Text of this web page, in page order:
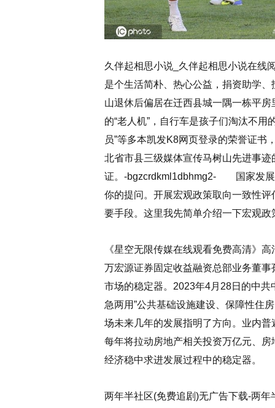
久伴起相思小说_久伴起相思小说在
是个生活简朴、热心公益，捐资助学
山退休后偏居在迁西县城一隅一栋平
的“老人机”，自行车是孩子们淘汰不
员”等多本凯发K8网页登录的荣誉证书
北省市县三级媒体宣传马树山先进事迹
证。-bgzcrdkml1dbhmg2- 国家发展
你的提问。开展宏观政策取向一致性
要手段。这里我先简单介绍一下宏观
《星空无限传媒在线观看免费高清
万宏源证券固定收益融资总部业务董
市场的稳定器。2023年4月28日的中共
急两用”公共基础设施建设、保障性住
场未来几年的发展指明了方向。业内
每年将拉动房地产相关投资万亿元、
经济稳中求进发展过程中的稳定器。
两年半社区(免费追剧)无广告下载-两